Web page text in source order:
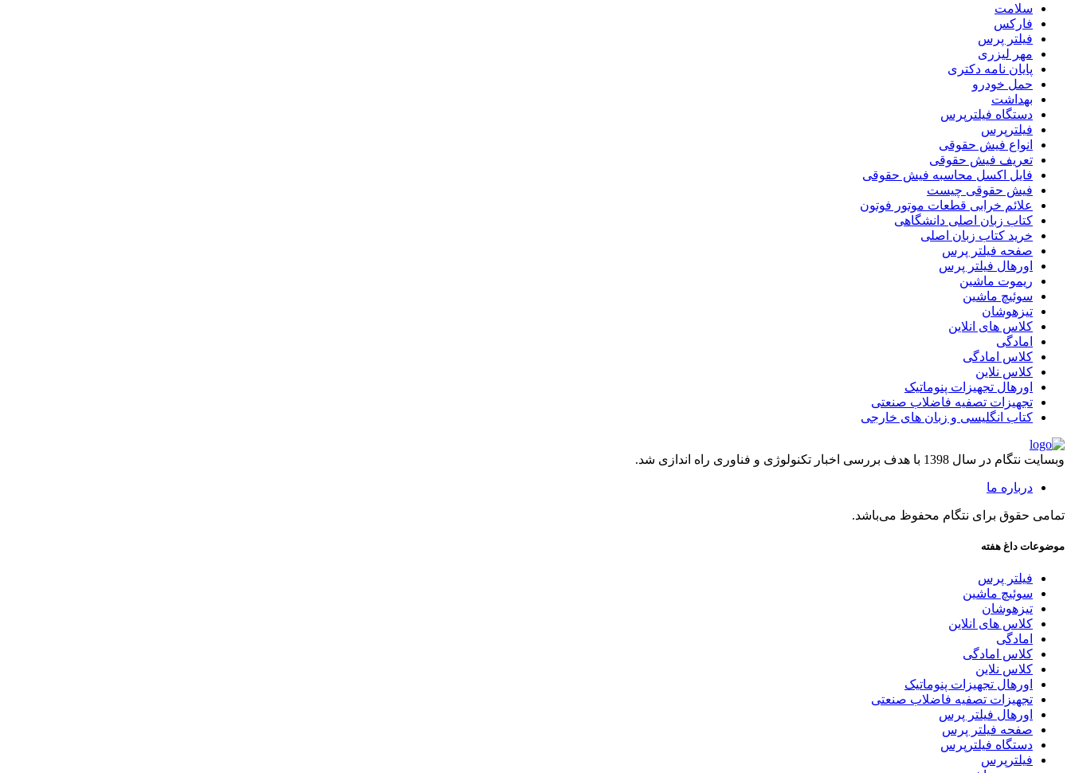
سلامت
فارکس
فیلتر پرس
مهر لیزری
پایان نامه دکتری
حمل خودرو
بهداشت
دستگاه فیلترپرس
فیلترپرس
انواع فیش حقوقی
تعریف فیش حقوقی
فایل اکسل محاسبه فیش حقوقی
فیش حقوقی چیست
علائم خرابی قطعات موتور فوتون
کتاب زبان اصلی دانشگاهی
خرید کتاب زبان اصلی
صفحه فیلتر پرس
اورهال فیلتر پرس
ریموت ماشین
سوئیچ ماشین
تیزهوشان
کلاس های انلاین
امادگی
کلاس امادگی
کلاس نلاین
اورهال تجهیزات پنوماتیک
تجهیزات تصفیه فاضلاب صنعتی
کتاب انگلیسی و زبان های خارجی
وبسایت نتگام در سال 1398 با هدف بررسی اخبار تکنولوژی و فناوری راه اندازی شد.
درباره ما
تمامی حقوق برای نتگام محفوظ می‌باشد.
موضوعات داغ هفته
فیلتر پرس
سوئیچ ماشین
تیزهوشان
کلاس های انلاین
امادگی
کلاس امادگی
کلاس نلاین
اورهال تجهیزات پنوماتیک
تجهیزات تصفیه فاضلاب صنعتی
اورهال فیلتر پرس
صفحه فیلتر پرس
دستگاه فیلترپرس
فیلترپرس